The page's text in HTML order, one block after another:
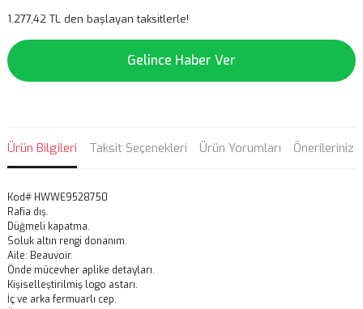
1.277,42 TL den başlayan taksitlerle!
Gelince Haber Ver
Ürün Bilgileri Taksit Seçenekleri Ürün Yorumları Önerileriniz
Kod# HWWE9528750
Rafia dış.
Düğmeli kapatma.
Soluk altın rengi donanım.
Aile: Beauvoir.
Önde mücevher aplike detayları.
Kişiselleştirilmiş logo astarı.
İç ve arka fermuarlı cep.